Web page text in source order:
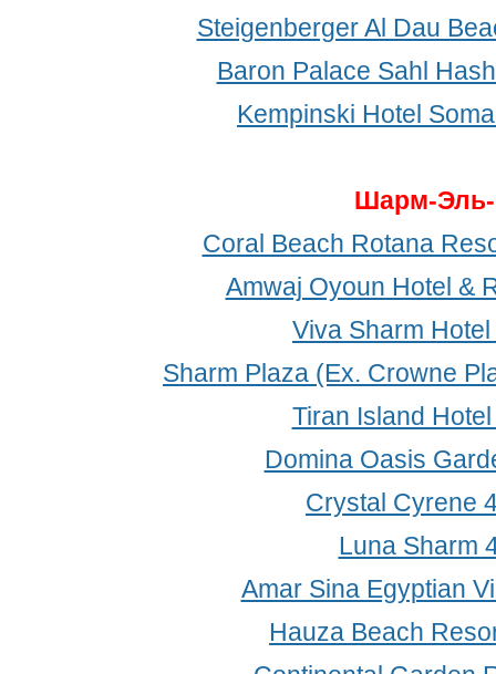
Steigenberger Al Dau
Baron Palace Sahl
Kempinski Hotel
Шарм-
Coral Beach Rotana
Amwaj Oyoun Hotel &
Viva Sharm Hotel
Sharm Plaza (Ex. Crowne
Tiran Island
Domina Oasis
Crystal Cyrene
Luna Sharm
Amar Sina Egyptian
Hauza Beach